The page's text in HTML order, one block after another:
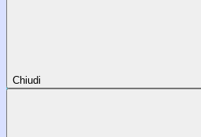
Chiudi